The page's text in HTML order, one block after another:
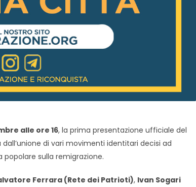
alle ore 16, la prima presentazione ufficiale del
di vari movimenti identitari decisi ad
sulla remigrazione.
Ferrara (Rete dei Patrioti), Ivan Sogari